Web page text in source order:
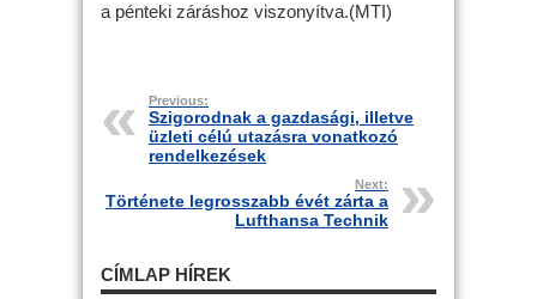
a pénteki záráshoz viszonyítva.(MTI)
Previous:
Szigorodnak a gazdasági, illetve
üzleti célú utazásra vonatkozó
rendelkezések
Next:
Története legrosszabb évét zárta a
Lufthansa Technik
CÍMLAP HÍREK